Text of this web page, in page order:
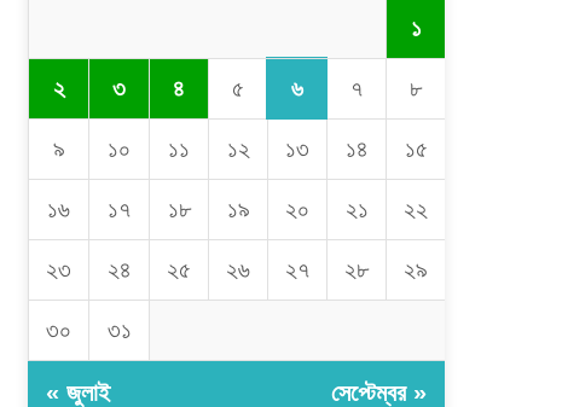
১
২ ৩ ৪ ৫ ৬ ৭ ৮
৯ ১০ ১১ ১২ ১৩ ১৪ ১৫
১৬ ১৭ ১৮ ১৯ ২০ ২১ ২২
২৩ ২৪ ২৫ ২৬ ২৭ ২৮ ২৯
৩০ ৩১
« জুলাই সেপ্টেম্বর »